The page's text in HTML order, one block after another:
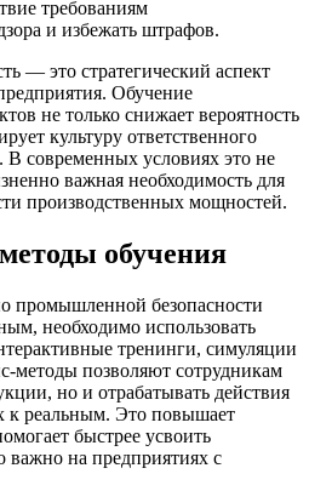
требованиям
и избежать штрафов.
— это стратегический аспект
Обучение
не только снижает вероятность
культуру ответственного
В современных условиях это не
важная необходимость для
производственных мощностей.
обучения
промышленной безопасности
необходимо использовать
тренинги, симуляции
методы позволяют сотрудникам
но и отрабатывать действия
к реальным. Это повышает
быстрее усвоить
на предприятиях с